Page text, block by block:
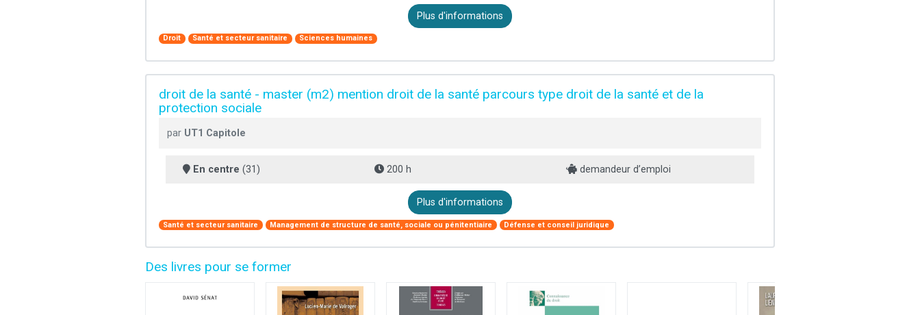
Plus d'informations
Droit Santé et secteur sanitaire Sciences humaines
droit de la santé - master (m2) mention droit de la santé parcours type droit de la santé et de la
protection sociale
par UT1 Capitole
En centre (31) 200 h demandeur d’emploi
Plus d'informations
Santé et secteur sanitaire Management de structure de santé, sociale ou pénitentiaire Défense et conseil juridique
Des livres pour se former